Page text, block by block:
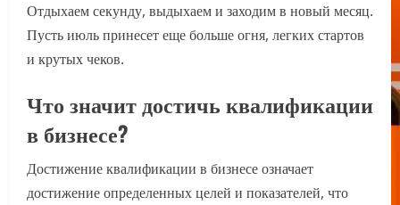
Отдыхаем секунду, выдыхаем и заходим в новый месяц.
Пусть июль принесет еще больше огня, легких стартов
и крутых чеков.
Что значит достичь квалификации
в бизнесе?
Достижение квалификации в бизнесе означает
достижение определенных целей и показателей, что